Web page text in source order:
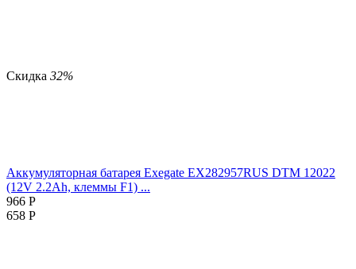
Скидка 32%
Аккумуляторная батарея Exegate EX282957RUS DTM 12022
(12V 2.2Ah, клеммы F1) ...
966 Р
658 Р